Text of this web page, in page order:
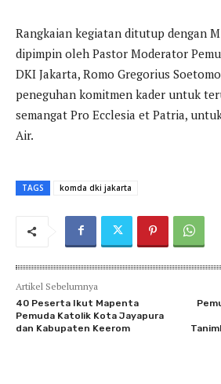
Rangkaian kegiatan ditutup dengan
dipimpin oleh Pastor Moderator
DKI Jakarta, Romo Gregorius
peneguhan komitmen kader untuk
semangat Pro Ecclesia et Patria,
Air.
TAGS komda dki jakarta
Artikel Sebelumnya
40 Peserta Ikut Mapenta
Pemuda Katolik Kota Jayapura
dan Kabupaten Keerom